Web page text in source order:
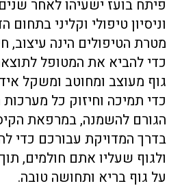
פיתח בועז ישעיהו לאחר
וניסיון טיפולי וקליני בתחום
מטרת הטיפולים הינה עיצוב,
כדי להביא את המטופל
גוף מעוצב ומחוטב ומשקל
כדי תמיכה וחיזוק כל
הגורם להשמנה, במרפאת
בדרך המדויקת עבורכם כדי
ולגוף שעליו אתם חולמים,
על גוף בריא ותחושה טובה.